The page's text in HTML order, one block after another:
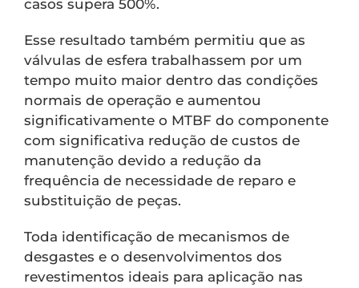
casos supera 500%.
Esse resultado também permitiu que as
válvulas de esfera trabalhassem por um
tempo muito maior dentro das condições
normais de operação e aumentou
significativamente o MTBF do componente
com significativa redução de custos de
manutenção devido a redução da
frequência de necessidade de reparo e
substituição de peças.
Toda identificação de mecanismos de
desgastes e o desenvolvimentos dos
revestimentos ideais para aplicação nas